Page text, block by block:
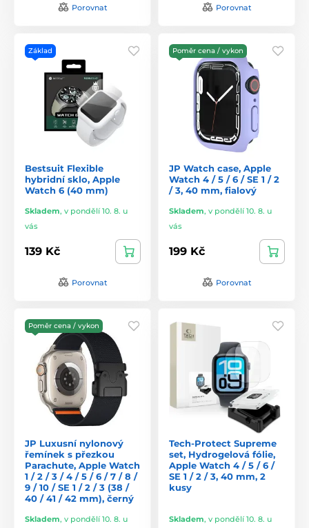
Porovnat Porovnat
Základ
Bestsuit Flexible
hybridní sklo, Apple
Watch 6 (40 mm)
Skladem, v pondělí 10. 8. u
vás
139 Kč
Porovnat
Poměr cena / vykon
JP Watch case, Apple
Watch 4 / 5 / 6 / SE 1 / 2
/ 3, 40 mm, fialový
Skladem, v pondělí 10. 8. u
vás
199 Kč
Porovnat
Poměr cena / vykon
JP Luxusní nylonový
řemínek s přezkou
Parachute, Apple Watch
1 / 2 / 3 / 4 / 5 / 6 / 7 / 8 /
9 / 10 / SE 1 / 2 / 3 (38 /
40 / 41 / 42 mm), černý
Skladem, v pondělí 10. 8. u
Tech-Protect Supreme
set, Hydrogelová fólie,
Apple Watch 4 / 5 / 6 /
SE 1 / 2 / 3, 40 mm, 2
kusy
Skladem, v pondělí 10. 8. u